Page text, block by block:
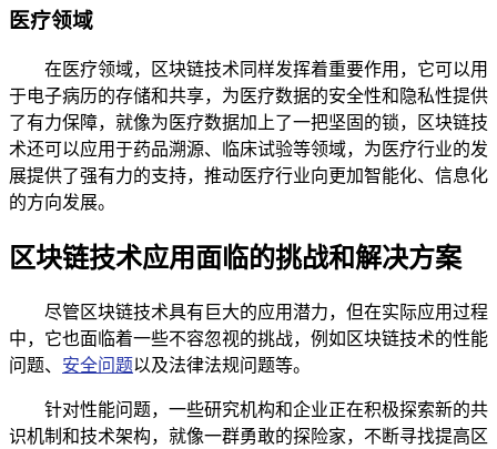
医疗领域
在医疗领域，区块链技术同样发挥着重要作用，它可以用
于电子病历的存储和共享，为医疗数据的安全性和隐私性提供
了有力保障，就像为医疗数据加上了一把坚固的锁，区块链技
术还可以应用于药品溯源、临床试验等领域，为医疗行业的发
展提供了强有力的支持，推动医疗行业向更加智能化、信息化
的方向发展。
区块链技术应用面临的挑战和解决方案
尽管区块链技术具有巨大的应用潜力，但在实际应用过程
中，它也面临着一些不容忽视的挑战，例如区块链技术的性能
问题、 安全问题以及法律法规问题等。
针对性能问题，一些研究机构和企业正在积极探索新的共
识机制和技术架构，就像一群勇敢的探险家，不断寻找提高区